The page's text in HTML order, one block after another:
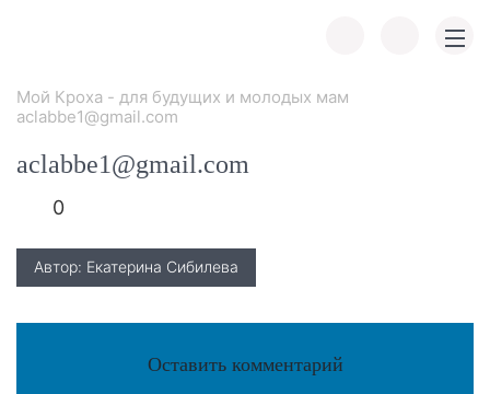
Мой Кроха - для будущих и молодых мам
aclabbe1@gmail.com
aclabbe1@gmail.com
0
Автор: Екатерина Сибилева
Оставить комментарий